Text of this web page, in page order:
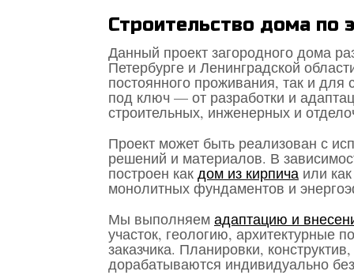
Строительство дома по
Данный проект загородного дома
Петербурге и Ленинградской
постоянного проживания, так и
под ключ — от разработки и
строительных, инженерных и
Проект может быть реализован с
решений и материалов. В
построен как дом из кирпича или
монолитных фундаментов и
Мы выполняем адаптацию и
участок, геологию, архитектурные
заказчика. Планировки,
дорабатываются индивидуально